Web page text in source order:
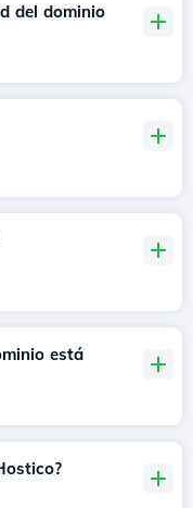
del dominio
está